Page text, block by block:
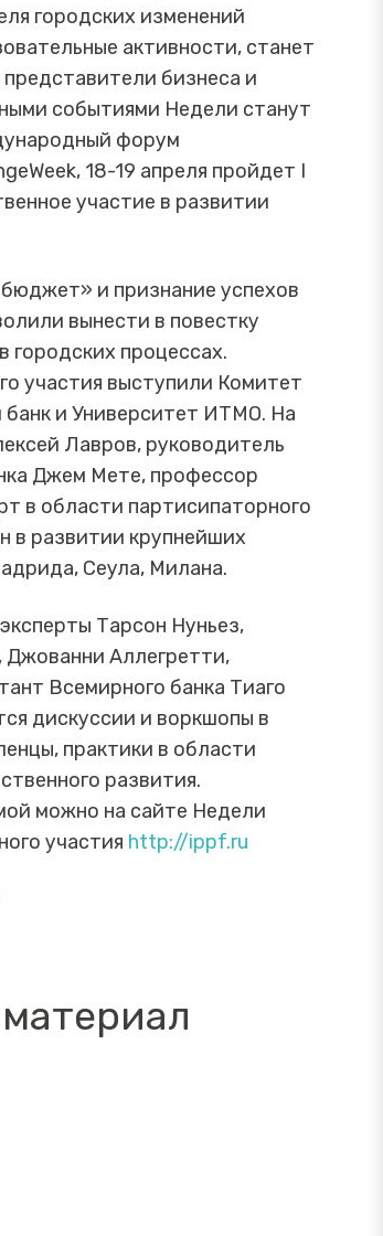
городских изменений
активности, станет
бизнеса и
событиями Недели станут
форум
18-19 апреля пройдет I
участие в развитии
и признание успехов
вынести в повестку
городских процессах.
участия выступили Комитет
и Университет ИТМО. На
Лавров, руководитель
Джем Мете, профессор
в области партисипаторного
в развитии крупнейших
Сеула, Милана.
Тарсон Нуньез,
Аллегретти,
Всемирного банка Тиаго
дискуссии и воркшопы в
практики в области
развития.
можно на сайте Недели
участия http://ippf.ru